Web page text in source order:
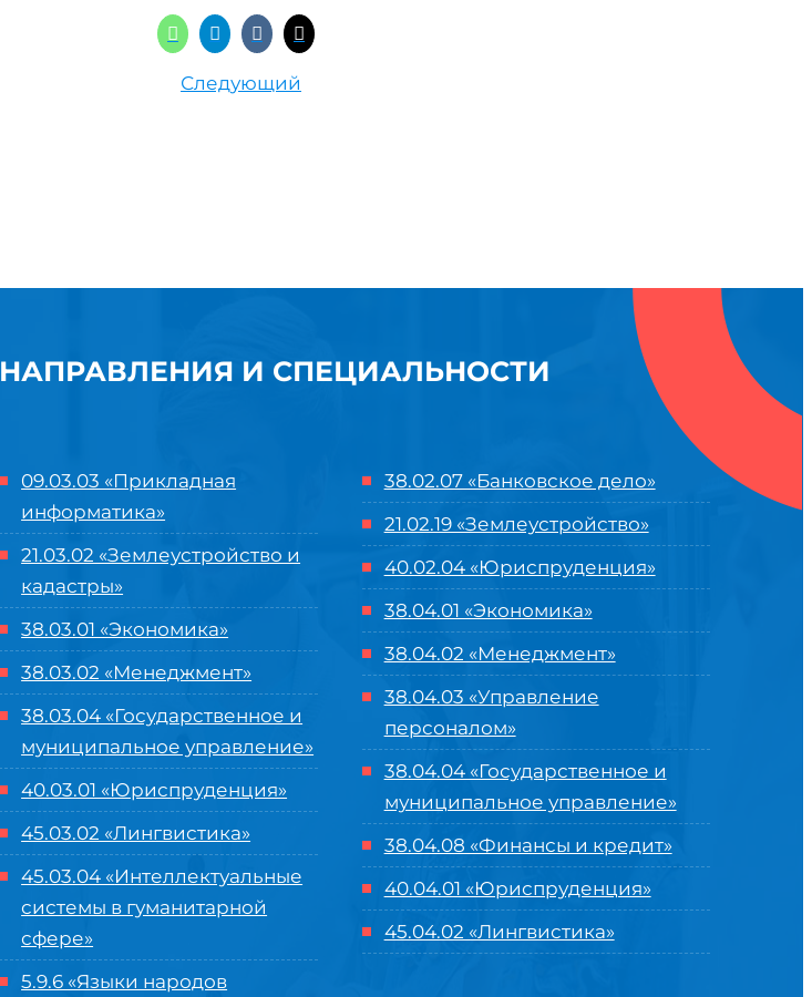
Следующий
НАПРАВЛЕНИЯ И СПЕЦИАЛЬНОСТИ
09.03.03 «Прикладная
информатика»
21.03.02 «Землеустройство и
кадастры»
38.03.01 «Экономика»
38.03.02 «Менеджмент»
38.03.04 «Государственное и
муниципальное управление»
40.03.01 «Юриспруденция»
45.03.02 «Лингвистика»
45.03.04 «Интеллектуальные
системы в гуманитарной
сфере»
5.9.6 «Языки народов
38.02.07 «Банковское дело»
21.02.19 «Землеустройство»
40.02.04 «Юриспруденция»
38.04.01 «Экономика»
38.04.02 «Менеджмент»
38.04.03 «Управление
персоналом»
38.04.04 «Государственное и
муниципальное управление»
38.04.08 «Финансы и кредит»
40.04.01 «Юриспруденция»
45.04.02 «Лингвистика»